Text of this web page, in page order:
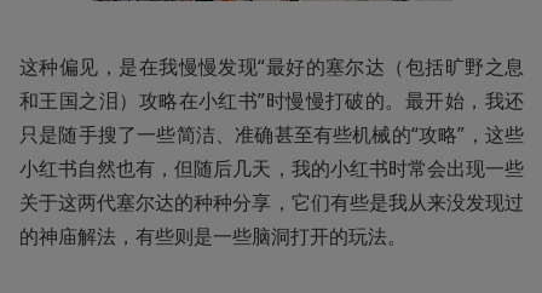
这种偏见，是在我慢慢发现“最好的塞尔达（包括旷野之息
和王国之泪）攻略在小红书”时慢慢打破的。最开始，我还
只是随手搜了一些简洁、准确甚至有些机械的“攻略”，这些
小红书自然也有，但随后几天，我的小红书时常会出现一些
关于这两代塞尔达的种种分享，它们有些是我从来没发现过
的神庙解法，有些则是一些脑洞打开的玩法。